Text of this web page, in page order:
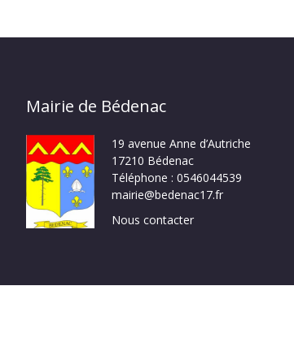
Mairie de Bédenac
19 avenue Anne d’Autriche
17210 Bédenac
Téléphone : 0546044539
mairie@bedenac17.fr
Nous contacter